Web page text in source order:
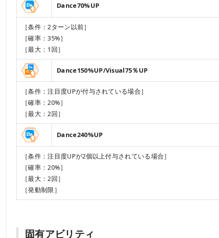
Dance70%UP
［条件：2ターン以前］
［確率：35%］
［最大：1回］
Dance150%UP/Visual75％UP
［条件：注目度UPが付与されている場合］
［確率：20%］
［最大：2回］
Dance240%UP
［条件：注目度UPが2個以上付与されている場合］
［確率：20%］
［最大：2回］
［発動制限］
固有アビリティ